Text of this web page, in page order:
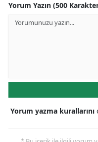
Yorum Yazın (500
Yorum yazma kurallarını